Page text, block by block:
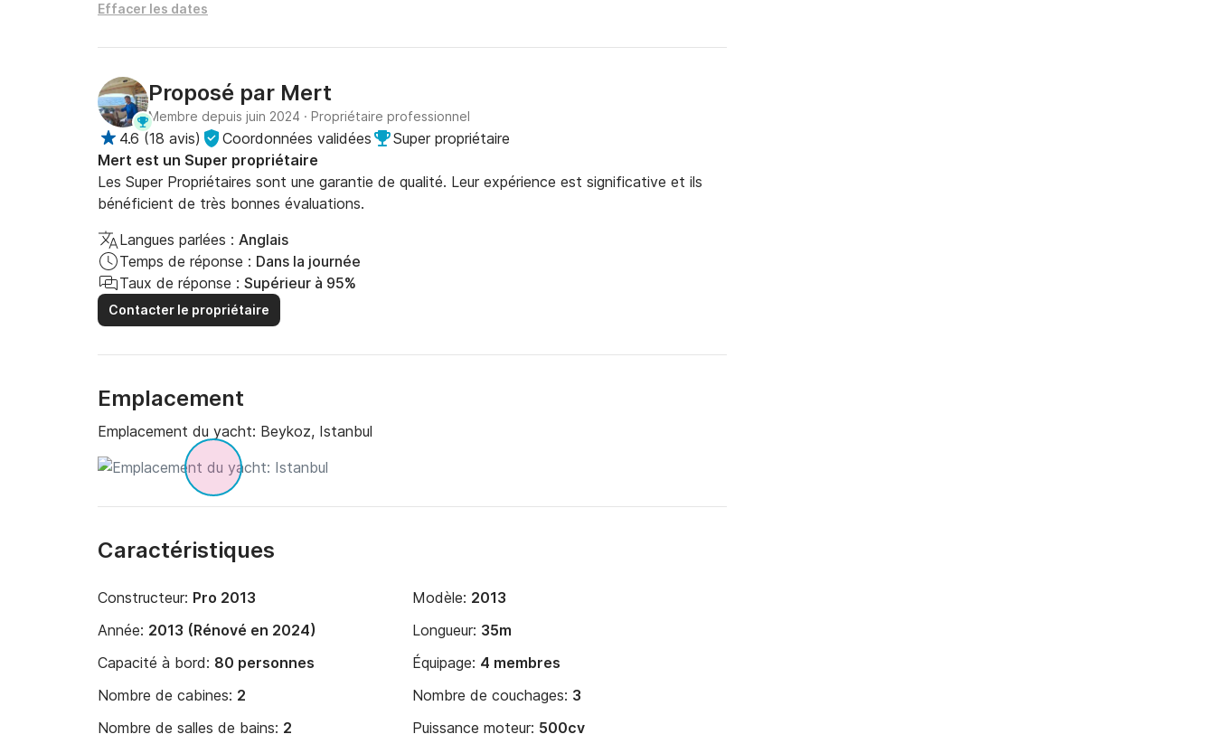
Effacer les dates
Proposé par Mert
Membre depuis juin 2024 · Propriétaire professionnel
4.6 (18 avis) Coordonnées validées
Super propriétaire
Mert est un Super propriétaire
Les Super Propriétaires sont une garantie de qualité. Leur expérience est significative et ils
bénéficient de très bonnes évaluations.
Langues parlées : Anglais
Temps de réponse : Dans la journée
Taux de réponse : Supérieur à 95%
Contacter le propriétaire
Emplacement
Emplacement du yacht: Beykoz, Istanbul
Caractéristiques
Constructeur: Pro 2013 Modèle: 2013
Année: 2013 (Rénové en 2024) Longueur: 35m
Capacité à bord: 80 personnes Équipage: 4 membres
Nombre de cabines: 2 Nombre de couchages: 3
Nombre de salles de bains: 2 Puissance moteur: 500cv